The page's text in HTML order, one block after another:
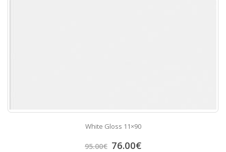
White Gloss 11×90
95.00€ 76.00€